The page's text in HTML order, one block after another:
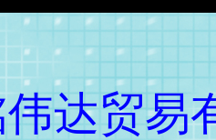
达贸易